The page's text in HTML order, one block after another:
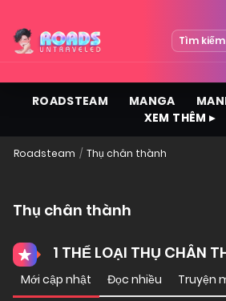
Tìm kiếm
ROADSTEAM MANGA
XEM THÊM ▸
Roadsteam Thụ chân thành
Thụ chân thành
1 THỂ LOẠI THỤ CHÂN
Mới cập nhật Đọc nhiều Truyện